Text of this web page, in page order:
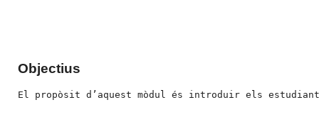
Objectius
El propòsit d’aquest mòdul és introduir els